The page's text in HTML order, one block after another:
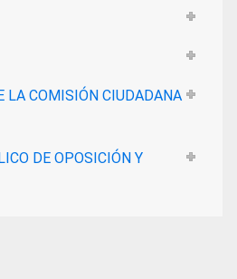
LA COMISIÓN CIUDADANA
DE OPOSICIÓN Y